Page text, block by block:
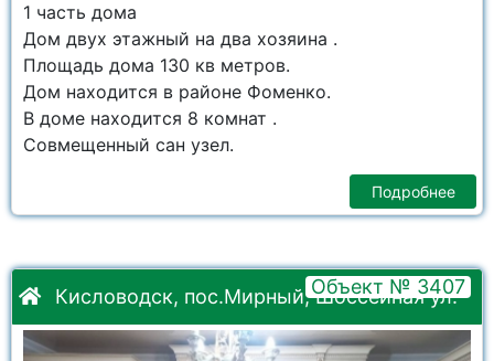
1 часть дома
Дом двух этажный на два хозяина .
Площадь дома 130 кв метров.
Дом находится в районе Фоменко.
В доме находится 8 комнат .
Совмещенный сан узел.
Подробнее
Кисловодск, пос.Мирный, Шоссейная ул.
Объект № 3407